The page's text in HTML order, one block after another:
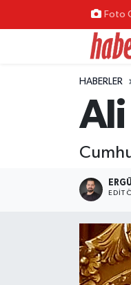
Foto
HABERLER
Tire Nöbetçi
Tire Hava Durumu
Tire Trafik
Süper Lig Puan
Tüm Manşetler
Son Dakika
Haber Arşivi